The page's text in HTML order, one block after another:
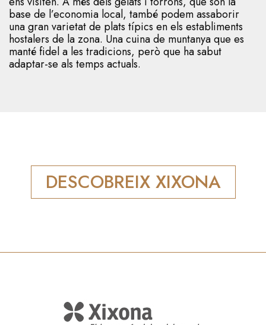
base de l’economia local, també podem assaborir
una gran varietat de plats típics en els establiments
hostalers de la zona. Una cuina de muntanya que es
manté fidel a les tradicions, però que ha sabut
adaptar-se als temps actuals.
DESCOBREIX XIXONA